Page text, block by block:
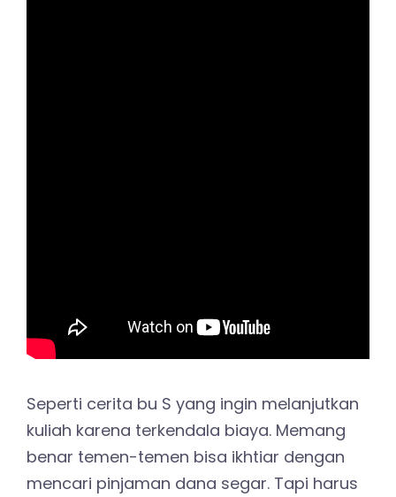
Seperti cerita bu S yang ingin melanjutkan
kuliah karena terkendala biaya. Memang
benar temen-temen bisa ikhtiar dengan
mencari pinjaman dana segar. Tapi harus